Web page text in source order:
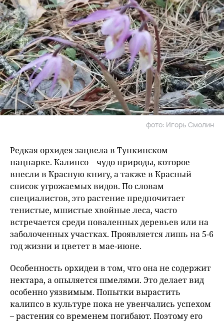
фото: Игорь Смолин
Редкая орхидея зацвела в Тункинском
нацпарке. Калипсо – чудо природы, которое
внесли в Красную книгу, а также в Красный
список угрожаемых видов. По словам
специалистов, это растение предпочитает
тенистые, мшистые хвойные леса, часто
встречается среди поваленных деревьев или на
заболоченных участках. Проявляется лишь на 5-6
год жизни и цветет в мае-июне.
Особенность орхидеи в том, что она не содержит
нектара, а опыляется шмелями. Это делает вид
особенно уязвимым. Попытки вырастить
калипсо в культуре пока не увенчались успехом
– растения со временем погибают. Поэтому его